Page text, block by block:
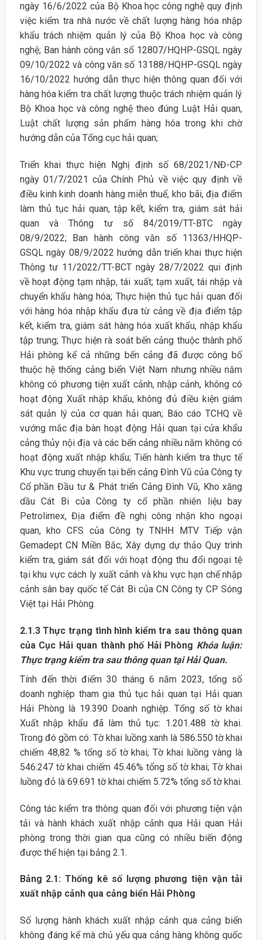
ngày 16/6/2022 của Bộ Khoa học công nghệ quy định
việc kiểm tra nhà nước về chất lượng hàng hóa nhập
khẩu trách nhiệm quản lý của Bộ Khoa học và công
nghệ; Ban hành công văn số 12807/HQHP-GSQL ngày
09/10/2022 và công văn số 13188/HQHP-GSQL ngày
16/10/2022 hướng dẫn thực hiện thông quan đối với
hàng hóa kiểm tra chất lượng thuộc trách nhiệm quản lý
Bộ Khoa học và công nghệ theo đúng Luật Hải quan,
Luật chất lượng sản phẩm hàng hóa trong khi chờ
hướng dẫn của Tổng cục hải quan;
Triển khai thực hiện Nghị định số 68/2021/NĐ-CP
ngày 01/7/2021 của Chính Phủ về việc quy định về
điều kinh kinh doanh hàng miễn thuế, kho bãi, địa điểm
làm thủ tục hải quan, tập kết, kiểm tra, giám sát hải
quan và Thông tư số 84/2019/TT-BTC ngày
08/9/2022; Ban hành công văn số 11363/HHQP-
GSQL ngày 08/9/2022 hướng dẫn triển khai thực hiện
Thông tư 11/2022/TT-BCT ngày 28/7/2022 qui định
về hoạt động tạm nhập, tái xuất; tạm xuất, tái nhập và
chuyển khẩu hàng hóa; Thực hiện thủ tục hải quan đối
với hàng hóa nhập khẩu đưa từ cảng về địa điểm tập
kết, kiểm tra, giám sát hàng hóa xuất khẩu, nhập khẩu
tập trung; Thực hiện rà soát bến cảng thuộc thành phố
Hải phòng kể cả những bến cảng đã được công bố
thuộc hệ thống cảng biển Việt Nam nhưng nhiều năm
không có phương tiện xuất cảnh, nhập cảnh, không có
hoạt động Xuất nhập khẩu, không đủ điều kiện giám
sát quản lý của cơ quan hải quan; Báo cáo TCHQ về
vướng mắc địa bàn hoạt động Hải quan tại cửa khẩu
cảng thủy nội địa và các bến cảng nhiều năm không có
hoạt động xuất nhập khẩu; Tiến hành kiểm tra thực tế
Khu vực trung chuyển tại bến cảng Đình Vũ của Công ty
Cổ phần Đầu tư & Phát triển Cảng Đình Vũ, Kho xăng
dầu Cát Bi của Công ty cổ phần nhiên liệu bay
Petrolimex, Địa điểm đề nghị công nhận kho ngoại
quan, kho CFS của Công ty TNHH MTV Tiếp vận
Gemadept CN Miền Bắc; Xây dựng dự thảo Quy trình
kiểm tra, giám sát đối với hoạt động thu đổi ngoại tệ
tại khu vực cách ly xuất cảnh và khu vực hạn chế nhập
cảnh sân bay quốc tế Cát Bi của CN Công ty CP Sóng
Việt tại Hải Phòng.
2.1.3 Thực trạng tình hình kiểm tra sau thông quan
của Cục Hải quan thành phố Hải Phòng Khóa luận:
Thực trạng kiểm tra sau thông quan tại Hải Quan.
Tính đến thời điểm 30 tháng 6 năm 2023, tổng số
doanh nghiệp tham gia thủ tục hải quan tại Hải quan
Hải Phòng là 19.390 Doanh nghiệp. Tổng số tờ khai
Xuất nhập khẩu đã làm thủ tục: 1.201.488 tờ khai.
Trong đó gồm có: Tờ khai luồng xanh là 586.550 tờ khai
chiếm 48,82 % tổng số tờ khai; Tờ khai luồng vàng là
546.247 tờ khai chiếm 45.46% tổng số tờ khai; Tờ khai
luồng đỏ là 69.691 tờ khai chiếm 5.72% tổng số tờ khai.
Công tác kiểm tra thông quan đối với phương tiện vận
tải và hành khách xuất nhập cảnh qua Hải quan Hải
phòng trong thời gian qua cũng có nhiều biến động
được thể hiện tại bảng 2.1.
Bảng 2.1: Thống kê số lượng phương tiện vận tải
xuất nhập cảnh qua cảng biển Hải Phòng
Số lượng hành khách xuất nhập cảnh qua cảng biển
không đáng kể mà chủ yếu qua cảng hàng không quốc